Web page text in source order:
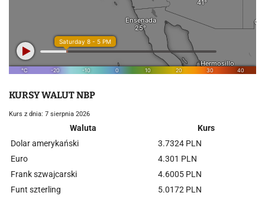
KURSY WALUT NBP
Kurs z dnia: 7 sierpnia 2026
Waluta
Kurs
Dolar amerykański
3.7324 PLN
Euro
4.301 PLN
Frank szwajcarski
4.6005 PLN
Funt szterling
5.0172 PLN